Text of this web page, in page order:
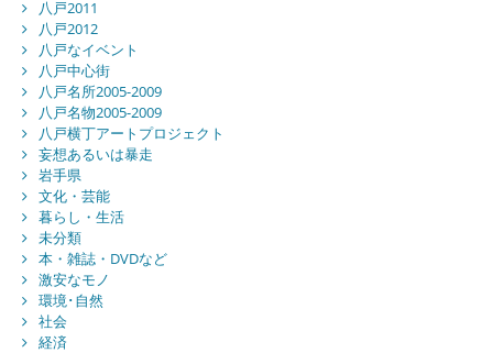
八戸2011
八戸2012
八戸なイベント
八戸中心街
八戸名所2005-2009
八戸名物2005-2009
八戸横丁アートプロジェクト
妄想あるいは暴走
岩手県
文化・芸能
暮らし・生活
未分類
本・雑誌・DVDなど
激安なモノ
環境･自然
社会
経済